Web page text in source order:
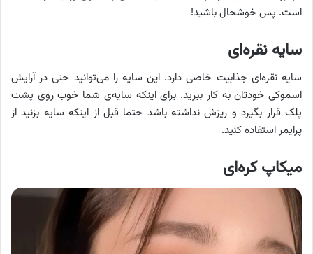
است. پس خوشحال باشید!
سایه نقره‌ای
سایه نقره‌ای جذابیت خاصی دارد. این سایه را می‌توانید حتی در آرایش
اسموکی خودتان به کار ببرید. برای اینکه سایه‌ی شما خوب روی پشت
پلک قرار بگیرد و ریزش نداشته باشد حتما قبل از اینکه سایه بزنید از
پرایمر استفاده کنید.
میکاپ کره‌ای